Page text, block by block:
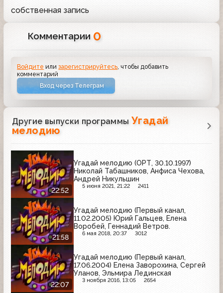
собственная запись
Комментарии 0
Войдите илизарегистрируйтесь , чтобы добавить
комментарий
Вход через Телеграм
Другие выпуски программы Угадай
мелодию
22:52
Угадай мелодию (ОРТ, 30.10.1997)
Николай Табашников, Анфиса Чехова,
Андрей Никульшин
5 июня 2021, 21:22 2411
21:58
Угадай мелодию (Первый канал,
11.02.2005) Юрий Гальцев, Елена
Воробей, Геннадий Ветров.
6 мая 2018, 20:37 3012
22:07
Угадай мелодию (Первый канал,
17.06.2004) Елена Заворохина, Сергей
Уланов, Эльмира Лединская
3 ноября 2016, 13:05 2654